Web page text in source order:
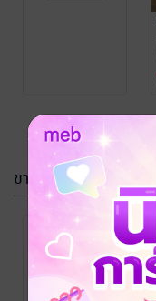
พลีรักนิรันดร์
ขายดี